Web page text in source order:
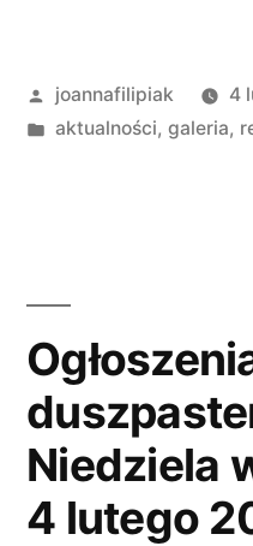
Opublikowane
przez
joannafilipiak
4
Opublikowano
aktualności, galeria,
Niedziela
4 lutego